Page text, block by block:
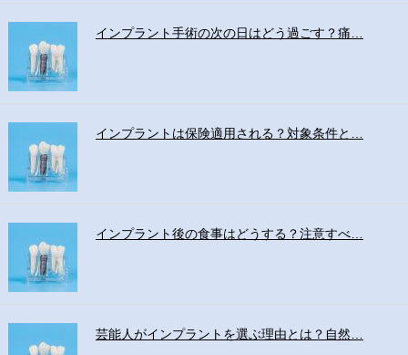
インプラント手術の次の日はどう過ごす？痛…
インプラントは保険適用される？対象条件と…
インプラント後の食事はどうする？注意すべ…
芸能人がインプラントを選ぶ理由とは？自然…